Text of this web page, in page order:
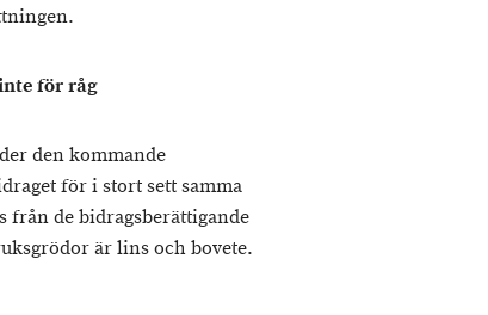
för råg
den kommande
för i stort sett samma
från de bidragsberättigande
är lins och bovete.